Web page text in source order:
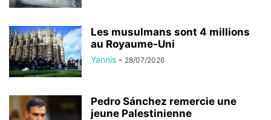
Les musulmans sont 4 millions
au Royaume-Uni
Yannis - 28/07/2026
Pedro Sánchez remercie une
jeune Palestinienne